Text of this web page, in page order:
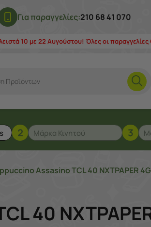
Για παραγγελίες:210 68 41 070
10 με 22 Αυγούστου! Όλες οι
2 3
Assasino TCL 40 NXTPAPER
40